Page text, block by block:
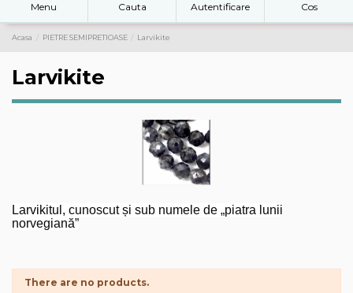
Menu Cauta Autentificare Cos
Acasa PIETRE SEMIPRETIOASE Larvikite
Larvikite
Larvikitul, cunoscut și sub numele de „piatra lunii
norvegiană”
There are no products.